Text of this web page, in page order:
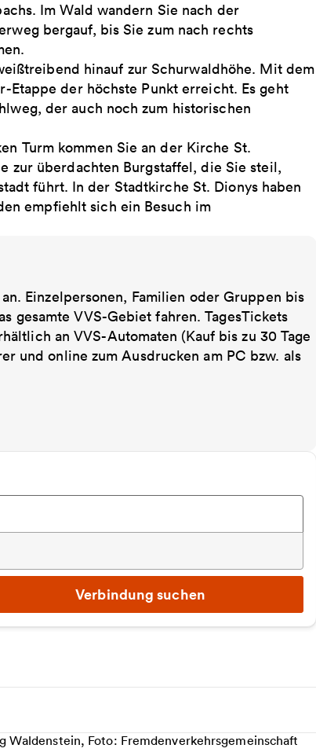
Im Wald wandern Sie nach der
bergauf, bis Sie zum nach rechts
hinauf zur Schurwaldhöhe. Mit dem
der höchste Punkt erreicht. Es geht
der auch noch zum historischen
Turm kommen Sie an der Kirche St.
zur überdachten Burgstaffel, die Sie steil,
führt. In der Stadtkirche St. Dionys haben
empfiehlt sich ein Besuch im
Einzelpersonen, Familien oder Gruppen bis
gesamte VVS-Gebiet fahren. TagesTickets
an VVS-Automaten (Kauf bis zu 30 Tage
und online zum Ausdrucken am PC bzw. als
Verbindung suchen